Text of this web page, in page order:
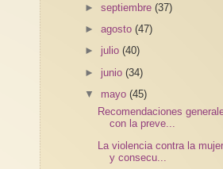
►septiembre(37)
►agosto(47)
► julio(40)
► junio(34)
▼ mayo(45)
Recomendaciones
con la preve...
La violencia contra la
y consecu...